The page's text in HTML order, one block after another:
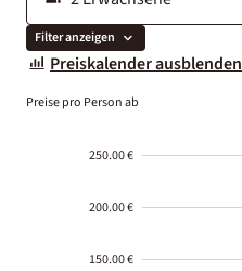
Filter anzeigen
Preiskalender ausblenden
Preise pro Person ab
250.00 €
200.00 €
150.00 €